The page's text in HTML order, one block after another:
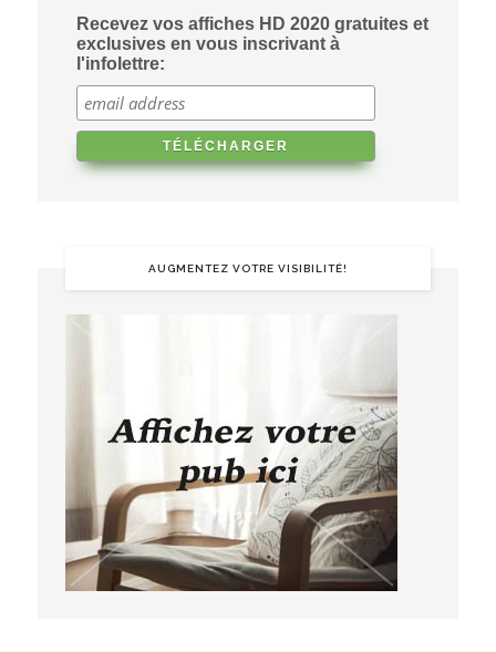
Recevez vos affiches HD 2020 gratuites et
exclusives en vous inscrivant à
l'infolettre:
AUGMENTEZ VOTRE VISIBILITÉ!